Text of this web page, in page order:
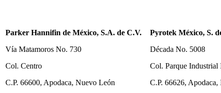
Parker Hannifin de México, S.A. de C.V.
Vía Matamoros No. 730
Col. Centro
C.P. 66600, Apodaca, Nuevo León
Pyrotek México, S.
Década No. 5008
Col. Parque
C.P. 66626,